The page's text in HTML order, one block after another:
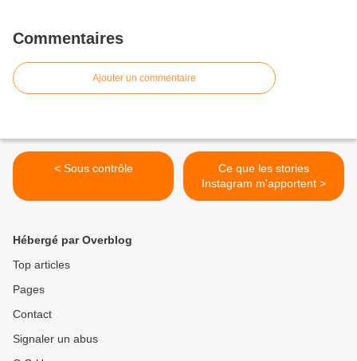
Commentaires
Ajouter un commentaire
< Sous contrôle
Ce que les stories
Instagram m'apportent >
Hébergé par Overblog
Top articles
Pages
Contact
Signaler un abus